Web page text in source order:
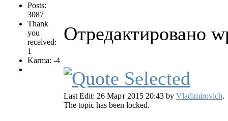
Posts:
3087
Thank
you
received:
1
Karma: -4
Отредактировано
Last Edit: 26 Март 2015 20:43 by Vladimirovich.
The topic has been locked.